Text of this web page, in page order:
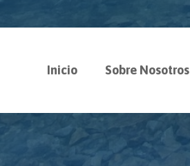
Inicio Sobre Nosotros